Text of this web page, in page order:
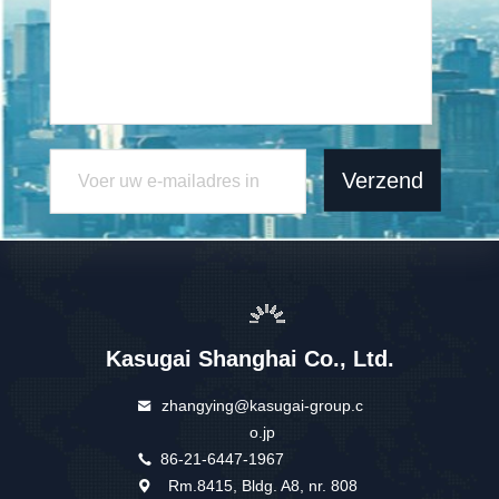
Verzend
Kasugai Shanghai Co., Ltd.
zhangying@kasugai-group.c
o.jp
86-21-6447-1967
Rm.8415, Bldg. A8, nr. 808